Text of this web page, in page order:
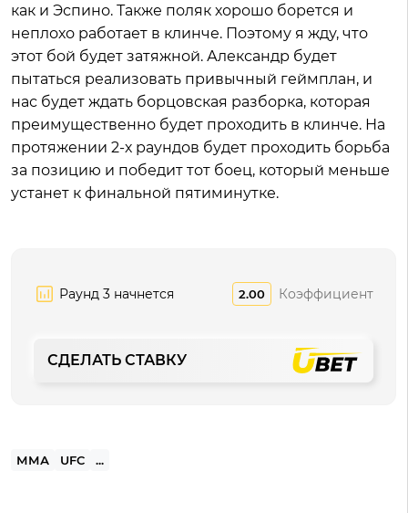
как и Эспино. Также поляк хорошо борется и
неплохо работает в клинче. Поэтому я жду, что
этот бой будет затяжной. Александр будет
пытаться реализовать привычный геймплан, и
нас будет ждать борцовская разборка, которая
преимущественно будет проходить в клинче. На
протяжении 2-х раундов будет проходить борьба
за позицию и победит тот боец, который меньше
устанет к финальной пятиминутке.
Раунд 3 начнется 2.00 Коэффициент
СДЕЛАТЬ СТАВКУ
ММА UFC ...